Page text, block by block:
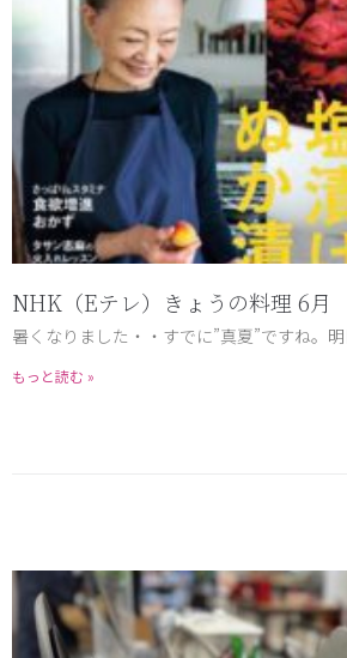
NHK（Eテレ）きょうの料理 6月
暑くなりました・・すでに”真夏”ですね。
もっと読む »